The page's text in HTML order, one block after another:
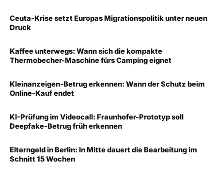
Ceuta-Krise setzt Europas Migrationspolitik unter neuen
Druck
Kaffee unterwegs: Wann sich die kompakte
Thermobecher-Maschine fürs Camping eignet
Kleinanzeigen-Betrug erkennen: Wann der Schutz beim
Online-Kauf endet
KI-Prüfung im Videocall: Fraunhofer-Prototyp soll
Deepfake-Betrug früh erkennen
Elterngeld in Berlin: In Mitte dauert die Bearbeitung im
Schnitt 15 Wochen